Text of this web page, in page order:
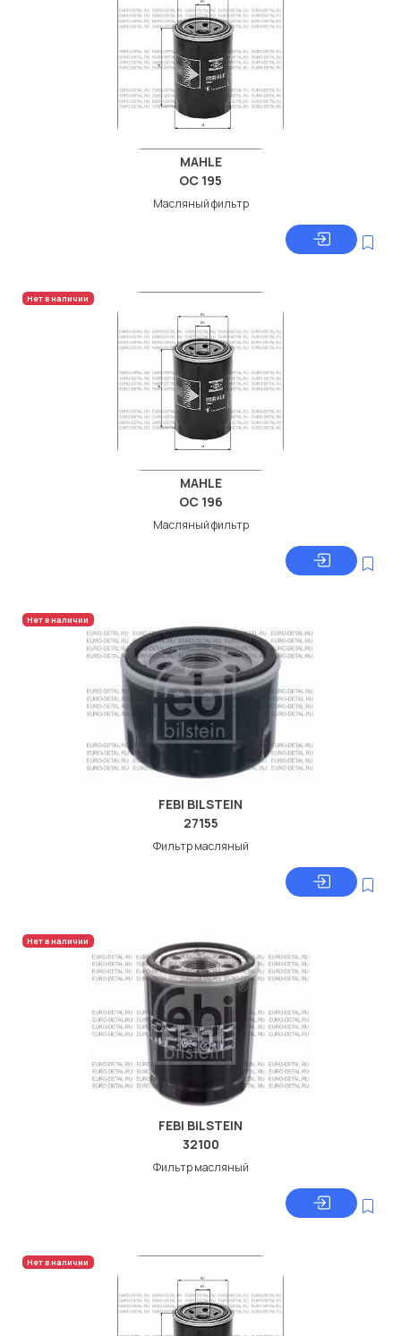
MAHLE
OC 195
Масляный фильтр
Нет в наличии
MAHLE
OC 196
Масляный фильтр
Нет в наличии
FEBI BILSTEIN
27155
Фильтр масляный
Нет в наличии
FEBI BILSTEIN
32100
Фильтр масляный
Нет в наличии